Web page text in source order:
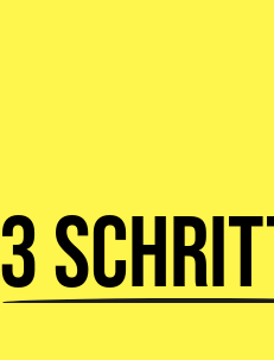
3